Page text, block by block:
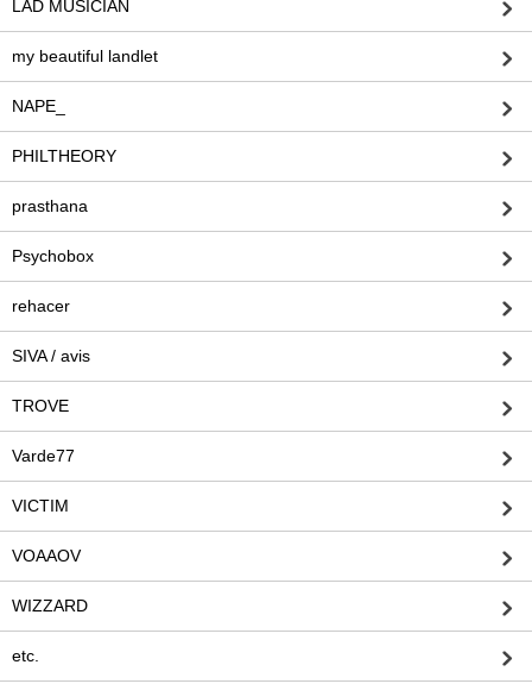
LAD MUSICIAN
my beautiful landlet
NAPE_
PHILTHEORY
prasthana
Psychobox
rehacer
SIVA / avis
TROVE
Varde77
VICTIM
VOAAOV
WIZZARD
etc.